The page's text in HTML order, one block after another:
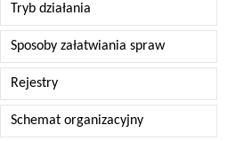
Tryb działania
Sposoby załatwiania spraw
Rejestry
Schemat organizacyjny